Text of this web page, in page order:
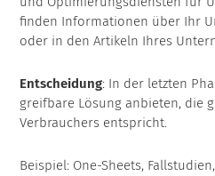
finden Informationen über Ihr
oder in den Artikeln Ihres
Entscheidung: In der letzten
greifbare Lösung anbieten, die
Verbrauchers entspricht.
Beispiel: One-Sheets,